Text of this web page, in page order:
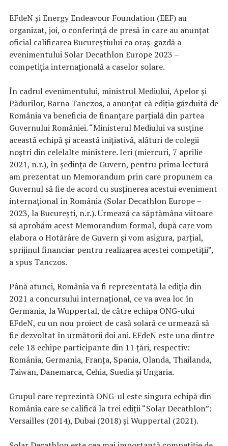
EFdeN şi Energy Endeavour Foundation (EEF) au
organizat, joi, o conferinţă de presă în care au anunţat
oficial calificarea Bucureştiului ca oraş-gazdă a
evenimentului Solar Decathlon Europe 2023 –
competiţia internaţională a caselor solare.
În cadrul evenimentului, ministrul Mediului, Apelor şi
Pădurilor, Barna Tanczos, a anunţat că ediţia găzduită de
România va beneficia de finanţare parţială din partea
Guvernului României. “Ministerul Mediului va susţine
această echipă şi această iniţiativă, alături de colegii
noştri din celelalte ministere. Ieri (miercuri, 7 aprilie
2021, n.r.), în şedinţa de Guvern, pentru prima lectură
am prezentat un Memorandum prin care propunem ca
Guvernul să fie de acord cu susţinerea acestui eveniment
internaţional în România (Solar Decathlon Europe –
2023, la Bucureşti, n.r.). Urmează ca săptămâna viitoare
să aprobăm acest Memorandum formal, după care vom
elabora o Hotărâre de Guvern şi vom asigura, parţial,
sprijinul financiar pentru realizarea acestei competiţii”,
a spus Tanczos.
Până atunci, România va fi reprezentată la ediţia din
2021 a concursului internaţional, ce va avea loc în
Germania, la Wuppertal, de către echipa ONG-ului
EFdeN, cu un nou proiect de casă solară ce urmează să
fie dezvoltat în următorii doi ani. EFdeN este una dintre
cele 18 echipe participante din 11 ţări, respectiv:
România, Germania, Franţa, Spania, Olanda, Thailanda,
Taiwan, Danemarca, Cehia, Suedia şi Ungaria.
Grupul care reprezintă ONG-ul este singura echipă din
România care se califică la trei ediţii “Solar Decathlon”:
Versailles (2014), Dubai (2018) şi Wuppertal (2021).